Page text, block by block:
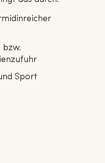
bzw.
Sport